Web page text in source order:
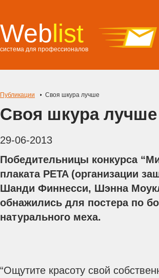
Weblist
система для профессионалов
Публикации Своя шкура лучше
Своя шкура лучше
29-06-2013
Победительницы конкурса
плаката PETA (организации
Шанди Финнесси, Шэнна
обнажились для постера по
натурального меха.
“Ощутите красоту свой